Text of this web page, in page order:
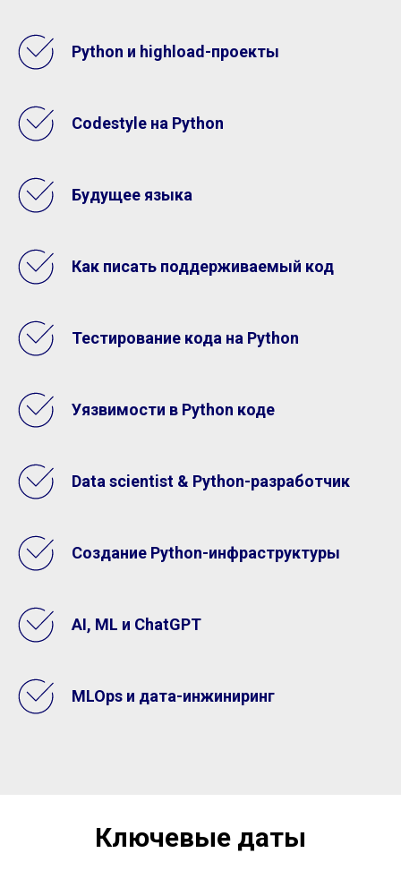
Python и highload-проекты
Codestyle на Python
Будущее языка
Как писать поддерживаемый код
Тестирование кода на Python
Уязвимости в Python коде
Data scientist & Python-разработчик
Создание Python-инфраструктуры
AI, ML и ChatGPT
MLOps и дата-инжиниринг
Ключевые даты